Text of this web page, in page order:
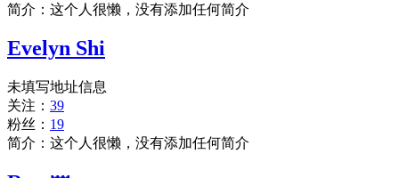
简介：这个人很懒，没有添加任何简介
Evelyn Shi
未填写地址信息
关注： 39
粉丝： 19
简介：这个人很懒，没有添加任何简介